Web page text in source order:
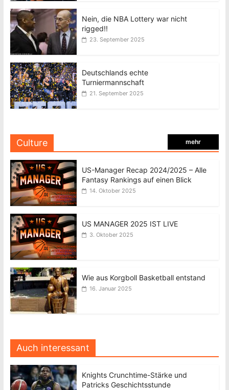
Nein, die NBA Lottery war nicht
rigged!!
23. September 2025
Deutschlands echte
Turniermannschaft
21. September 2025
Culture mehr
US-Manager Recap 2024/2025 – Alle
Fantasy Rankings auf einen Blick
14. Oktober 2025
US MANAGER 2025 IST LIVE
3. Oktober 2025
Wie aus Korgboll Basketball entstand
16. Januar 2025
Auch interessant
Knights Crunchtime-Stärke und
Patricks Geschichtsstunde